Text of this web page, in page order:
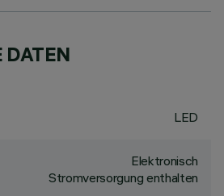
DATEN
LED
Elektronisch
Stromversorgung enthalten